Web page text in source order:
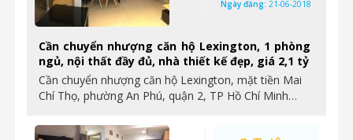
Cần chuyển nhượng căn hộ Lexington, 1 phòng
ngủ, nội thất đầy đủ, nhà thiết kế đẹp, giá 2,1 tỷ
Cần chuyển nhượng căn hộ Lexington, mặt tiền Mai
Chí Thọ, phường An Phú, quận 2, TP Hồ Chí Minh…
Ngày đăng: 21-06-2018